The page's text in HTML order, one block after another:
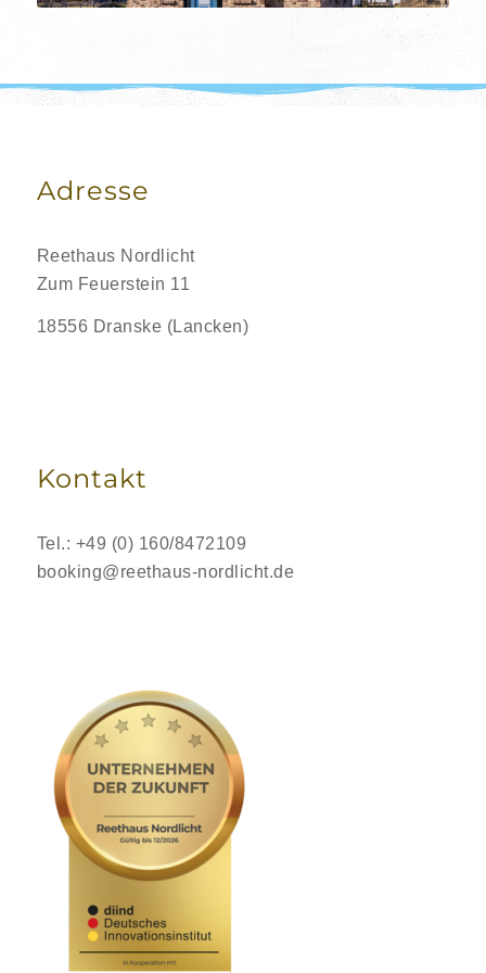
Adresse
Reethaus Nordlicht
Zum Feuerstein 11
18556 Dranske (Lancken)
Kontakt
Tel.: +49 (0) 160/8472109
booking@reethaus-nordlicht.de